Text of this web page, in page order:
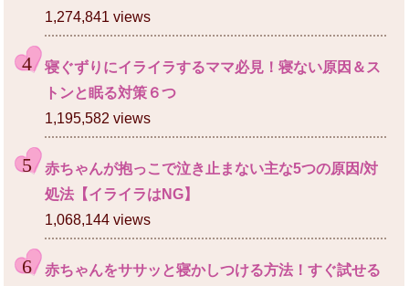
1,274,841 views
寝ぐずりにイライラするママ必見！寝ない原因＆ス
トンと眠る対策６つ
1,195,582 views
赤ちゃんが抱っこで泣き止まない主な5つの原因/対
処法【イライラはNG】
1,068,144 views
赤ちゃんをササッと寝かしつける方法！すぐ試せる